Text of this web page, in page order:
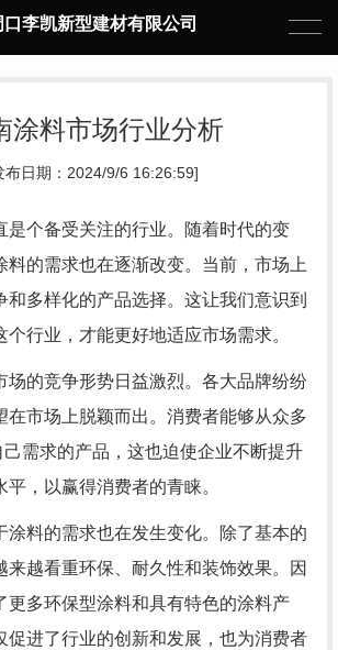
口李凯新型建材有限公司
涂料市场行业分析
布日期：2024/9/6 16:26:59]
是个备受关注的行业。随着时代的变
料的需求也在逐渐改变。当前，市场上
和多样化的产品选择。这让我们意识到
个行业，才能更好地适应市场需求。
场的竞争形势日益激烈。各大品牌纷纷
在市场上脱颖而出。消费者能够从众多
需求的产品，这也迫使企业不断提升
，以赢得消费者的青睐。
涂料的需求也在发生变化。除了基本的
来越看重环保、耐久性和装饰效果。因
更多环保型涂料和具有特色的涂料产
促进了行业的创新和发展，也为消费者